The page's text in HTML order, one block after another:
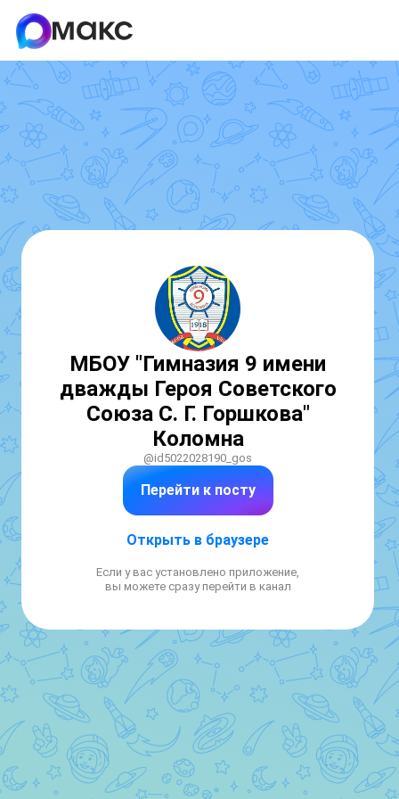
МБОУ "Гимназия 9 имени
дважды Героя Советского
Союза С. Г. Горшкова"
Коломна
@id5022028190_gos
Перейти к посту
Открыть в браузере
Если у вас установлено приложение,
вы можете сразу перейти в канал